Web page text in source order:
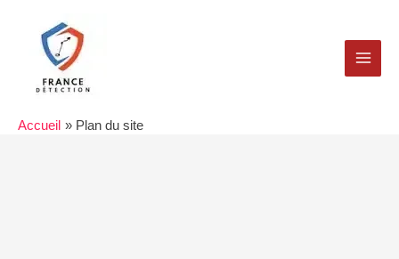
contenu
Accueil Plan du site